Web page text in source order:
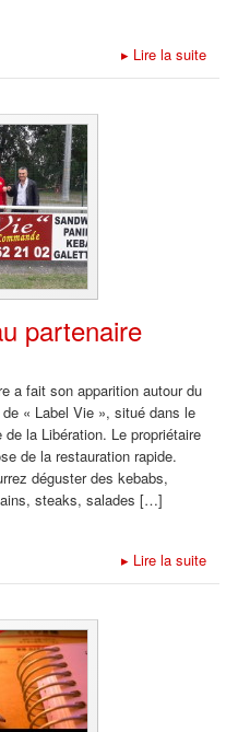
▸ Lire la suite
partenaire
a fait son apparition autour du
« Label Vie », situé dans le
la Libération. Le propriétaire
de la restauration rapide.
déguster des kebabs,
steaks, salades […]
▸ Lire la suite